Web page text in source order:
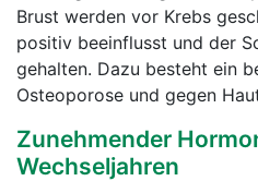
Brust werden vor Krebs
positiv beeinflusst und der
gehalten. Dazu besteht ein
Osteoporose und gegen
Zunehmender
Wechseljahren